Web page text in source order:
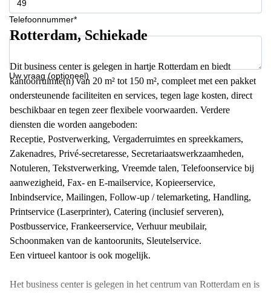
Telefoonnummer*
Uw vraag (optioneel)
Rotterdam, Schiekade
Dit business center is gelegen in hartje Rotterdam en biedt
kantoorruimte(n) van 20 m² tot 150 m², compleet met een pakket
ondersteunende faciliteiten en services, tegen lage kosten, direct
beschikbaar en tegen zeer flexibele voorwaarden. Verdere
diensten die worden aangeboden:
Receptie, Postverwerking, Vergaderruimtes en spreekkamers,
Zakenadres, Privé-secretaresse, Secretariaatswerkzaamheden,
Notuleren, Tekstverwerking, Vreemde talen, Telefoonservice bij
aanwezigheid, Fax- en E-mailservice, Kopieerservice,
Inbindservice, Mailingen, Follow-up / telemarketing, Handling,
Printservice (Laserprinter), Catering (inclusief serveren),
Postbusservice, Frankeerservice, Verhuur meubilair,
Schoonmaken van de kantoorunits, Sleutelservice.
Een virtueel kantoor is ook mogelijk.
Het business center is gelegen in het centrum van Rotterdam en is